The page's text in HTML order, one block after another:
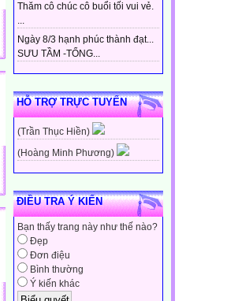
Thăm cô chúc cô buổi tối vui vẻ.
...
Ngày 8/3 hạnh phúc thành đạt...
SƯU TẦM -TỔNG...
HỖ TRỢ TRỰC TUYẾN
(Trần Thục Hiền)
(Hoàng Minh Phương)
ĐIỀU TRA Ý KIẾN
Bạn thấy trang này như thế nào?
Đẹp
Đơn điệu
Bình thường
Ý kiến khác